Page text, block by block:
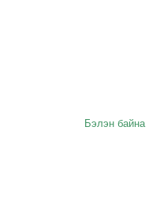
Бэлэн байна